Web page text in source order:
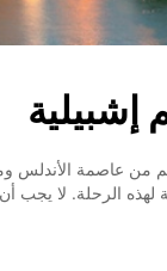
إشبيلية
من عاصمة الأندلس
لهذه الرحلة. لا